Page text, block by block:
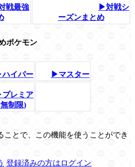
戦最強
▶対戦シ
ーズンまとめ
ポケモン
ハイパー ▶マスター
プレミア
制限)
ことで、この機能を使うことができ
登録済みの方はログイン